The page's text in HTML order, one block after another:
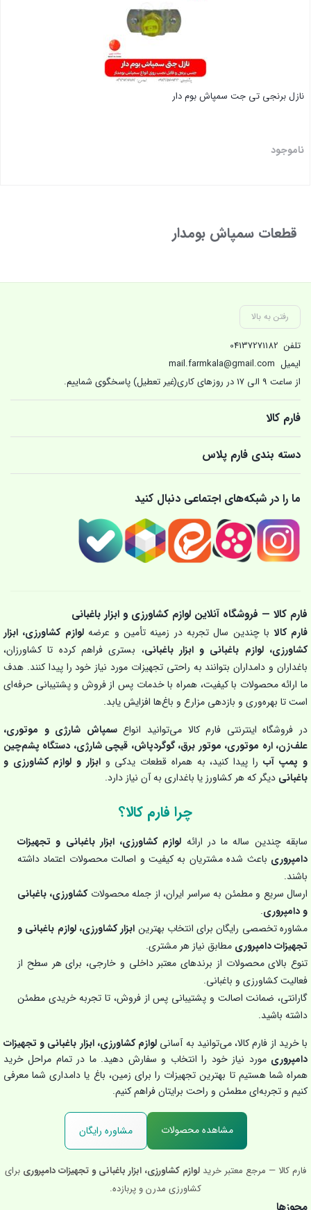
نازل برنجی تی جت سمپاش بوم دار
ناموجود
قطعات سمپاش بومدار
رفتن به بالا
تلفن 04137271182
ایمیل mail.farmkala@gmail.com
از ساعت 9 الی 17 در روزهای کاری(غیر تعطیل) پاسخگوی شماییم.
فارم کالا
دسته بندی فارم پلاس
ما را در شبکه‌های اجتماعی دنبال کنید
فارم کالا — فروشگاه آنلاین لوازم کشاورزی و ابزار باغبانی
فارم کالا با چندین سال تجربه در زمینه تأمین و عرضهلوازم کشاورزی، ابزار
کشاورزی، لوازم باغبانی و ابزار باغبانی، بستری فراهم کرده تا کشاورزان،
باغداران و دامداران بتوانند به راحتی تجهیزات مورد نیاز خود را پیدا کنند. هدف
ما ارائه محصولات با کیفیت، همراه با خدمات پس از فروش و پشتیبانی حرفه‌ای
است تا بهره‌وری و بازدهی مزارع و باغ‌ها افزایش یابد.
در فروشگاه اینترنتی فارم کالا می‌توانید انواعسمپاش شارژی و موتوری،
علف‌زن، اره موتوری، موتور برق، گوگردپاش، قیچی شارژی، دستگاه پشم‌چین
و پمپ آب را پیدا کنید، به همراه قطعات یدکی وابزار و لوازم کشاورزی و
باغبانی دیگر که هر کشاورز یا باغداری به آن نیاز دارد.
چرا فارم کالا؟
سابقه چندین ساله ما در ارائه لوازم کشاورزی، ابزار باغبانی و تجهیزات
دامپروری باعث شده مشتریان به کیفیت و اصالت محصولات اعتماد داشته
باشند.
ارسال سریع و مطمئن به سراسر ایران، از جمله محصولاتکشاورزی، باغبانی
و دامپروری.
مشاوره تخصصی رایگان برای انتخاب بهترین ابزار کشاورزی، لوازم باغبانی و
تجهیزات دامپروری مطابق نیاز هر مشتری.
تنوع بالای محصولات از برندهای معتبر داخلی و خارجی، برای هر سطح از
فعالیت کشاورزی و باغبانی.
گارانتی، ضمانت اصالت و پشتیبانی پس از فروش، تا تجربه خریدی مطمئن
داشته باشید.
با خرید از فارم کالا، می‌توانید به آسانی لوازم کشاورزی، ابزار باغبانی و تجهیزات
دامپروری مورد نیاز خود را انتخاب و سفارش دهید. ما در تمام مراحل خرید
همراه شما هستیم تا بهترین تجهیزات را برای زمین، باغ یا دامداری شما معرفی
کنیم و تجربه‌ای مطمئن و راحت برایتان فراهم کنیم.
مشاهده محصولات مشاوره رایگان
فارم کالا — مرجع معتبر خرید لوازم کشاورزی، ابزار باغبانی و تجهیزات دامپروری برای
کشاورزی مدرن و پربازده.